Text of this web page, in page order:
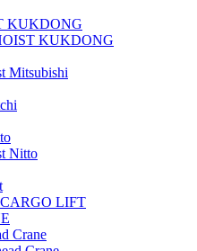
KUKDONG
KUKDONG
Mitsubishi
Nitto
LIFT
Crane